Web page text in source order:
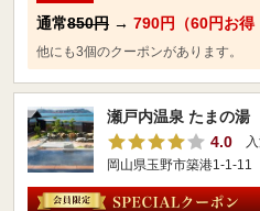
通常850円 → 790円（60円お得
他にも3個のクーポンがあります。
瀬戸内温泉 たまの湯
4.0
岡山県玉野市築港1-1-11